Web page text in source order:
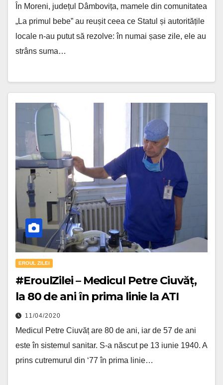
În Moreni, județul Dâmbovița, mamele din comunitatea
„La primul bebe” au reușit ceea ce Statul și autoritățile
locale n-au putut să rezolve: în numai șase zile, ele au
strâns suma…
EROUL ZILEI
#EroulZilei – Medicul Petre Ciuvăț,
la 80 de ani în prima linie la ATI
11/04/2020
Medicul Petre Ciuvăț are 80 de ani, iar de 57 de ani
este în sistemul sanitar. S-a născut pe 13 iunie 1940. A
prins cutremurul din ‘77 în prima linie…